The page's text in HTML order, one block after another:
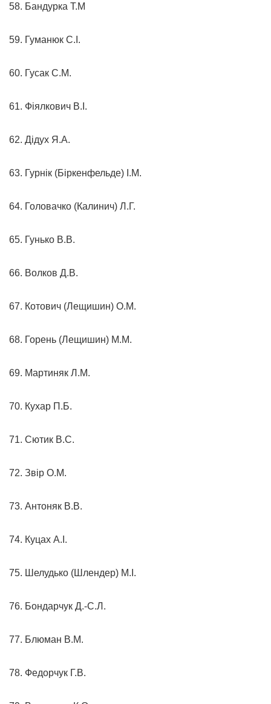
58. Бандурка Т.М
59. Гуманюк С.І.
60. Гусак С.М.
61. Фіялкович В.І.
62. Дідух Я.А.
63. Гурнік (Біркенфельде) І.М.
64. Головачко (Калинич) Л.Г.
65. Гунько В.В.
66. Волков Д.В.
67. Котович (Лещишин) О.М.
68. Горень (Лещишин) М.М.
69. Мартиняк Л.М.
70. Кухар П.Б.
71. Сютик В.С.
72. Звір О.М.
73. Антоняк В.В.
74. Куцах А.І.
75. Шелудько (Шлендер) М.І.
76. Бондарчук Д.-С.Л.
77. Блюман В.М.
78. Федорчук Г.В.